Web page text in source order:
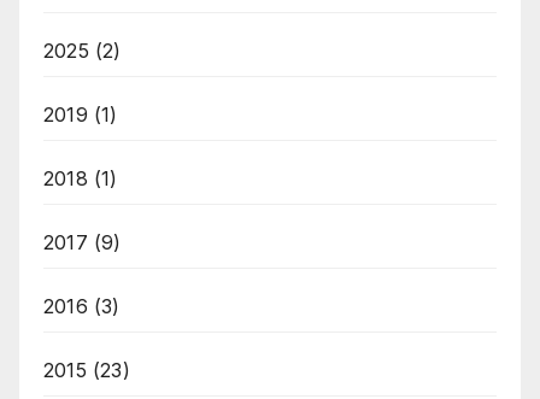
2025 (2)
2019 (1)
2018 (1)
2017 (9)
2016 (3)
2015 (23)